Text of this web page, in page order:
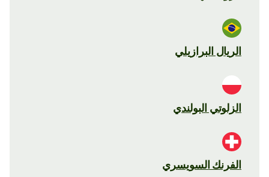
الريال البرازيلي
الزلوتي البولندي
الفرنك السويسري